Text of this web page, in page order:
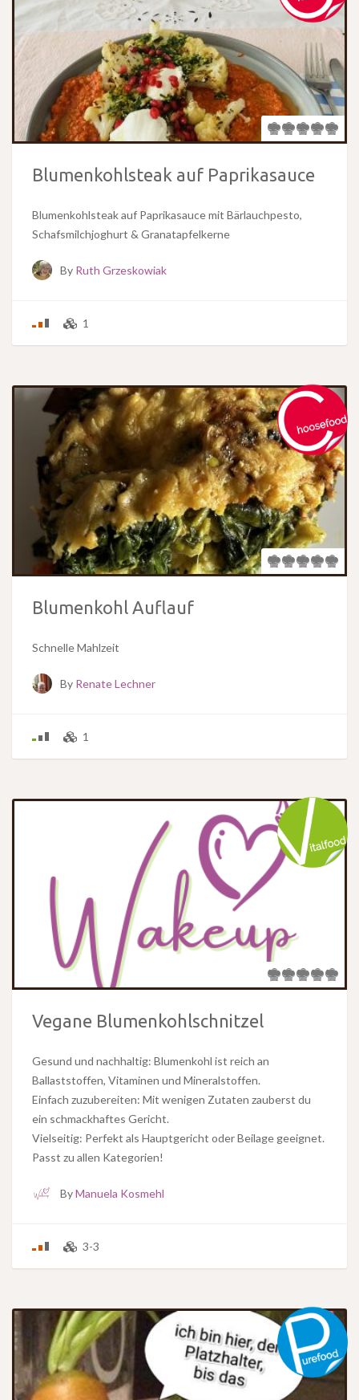
Blumenkohlsteak auf Paprikasauce
Blumenkohlsteak auf Paprikasauce mit Bärlauchpesto,
Schafsmilchjoghurt & Granatapfelkerne
By Ruth Grzeskowiak
1
Blumenkohl Auflauf
Schnelle Mahlzeit
By Renate Lechner
1
Vegane Blumenkohlschnitzel
Gesund und nachhaltig: Blumenkohl ist reich an
Ballaststoffen, Vitaminen und Mineralstoffen.
Einfach zuzubereiten: Mit wenigen Zutaten zauberst du
ein schmackhaftes Gericht.
Vielseitig: Perfekt als Hauptgericht oder Beilage geeignet.
Passt zu allen Kategorien!
ByManuela Kosmehl
3-3